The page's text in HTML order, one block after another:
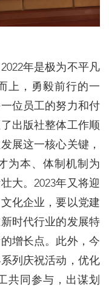
年是极为不平凡
上，勇毅前行的一
位员工的努力和付
出版社整体工作顺
展这一核心关键，
为本、体制机制为
大。2023年又将迎
化企业，要以党建
时代行业的发展特
增长点。此外，今
列庆祝活动，优化
共同参与，出谋划